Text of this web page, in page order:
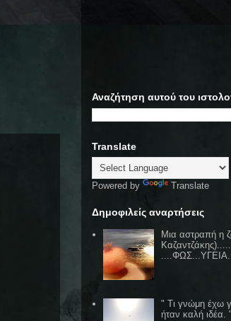
Αναζήτηση αυτού του
Translate
Powered by Translate
Δημοφιλείς αναρτήσεις
Μια αστραπή η
" Τι γνώμη έχω
ήταν καλή ιδέα.